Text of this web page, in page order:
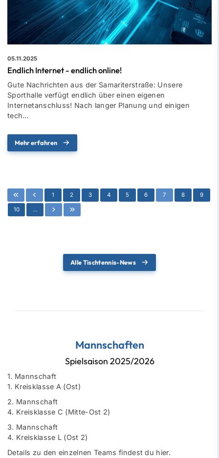
05.11.2025
Endlich Internet - endlich online!
Gute Nachrichten aus der Samariterstraße: Unsere
Sporthalle verfügt endlich über einen eigenen
Internetanschluss! Nach langer Planung und einigen
tech…
Mehr erfahren
1 2 3 4 5 6 7 8 9
10 …
Alle Tischtennis-News
Mannschaften
Spielsaison 2025/2026
1. Mannschaft
1. Kreisklasse A (Ost)
2. Mannschaft
4. Kreisklasse C (Mitte-Ost 2)
3. Mannschaft
4. Kreisklasse L (Ost 2)
Details zu den einzelnen Teams findest du hier.